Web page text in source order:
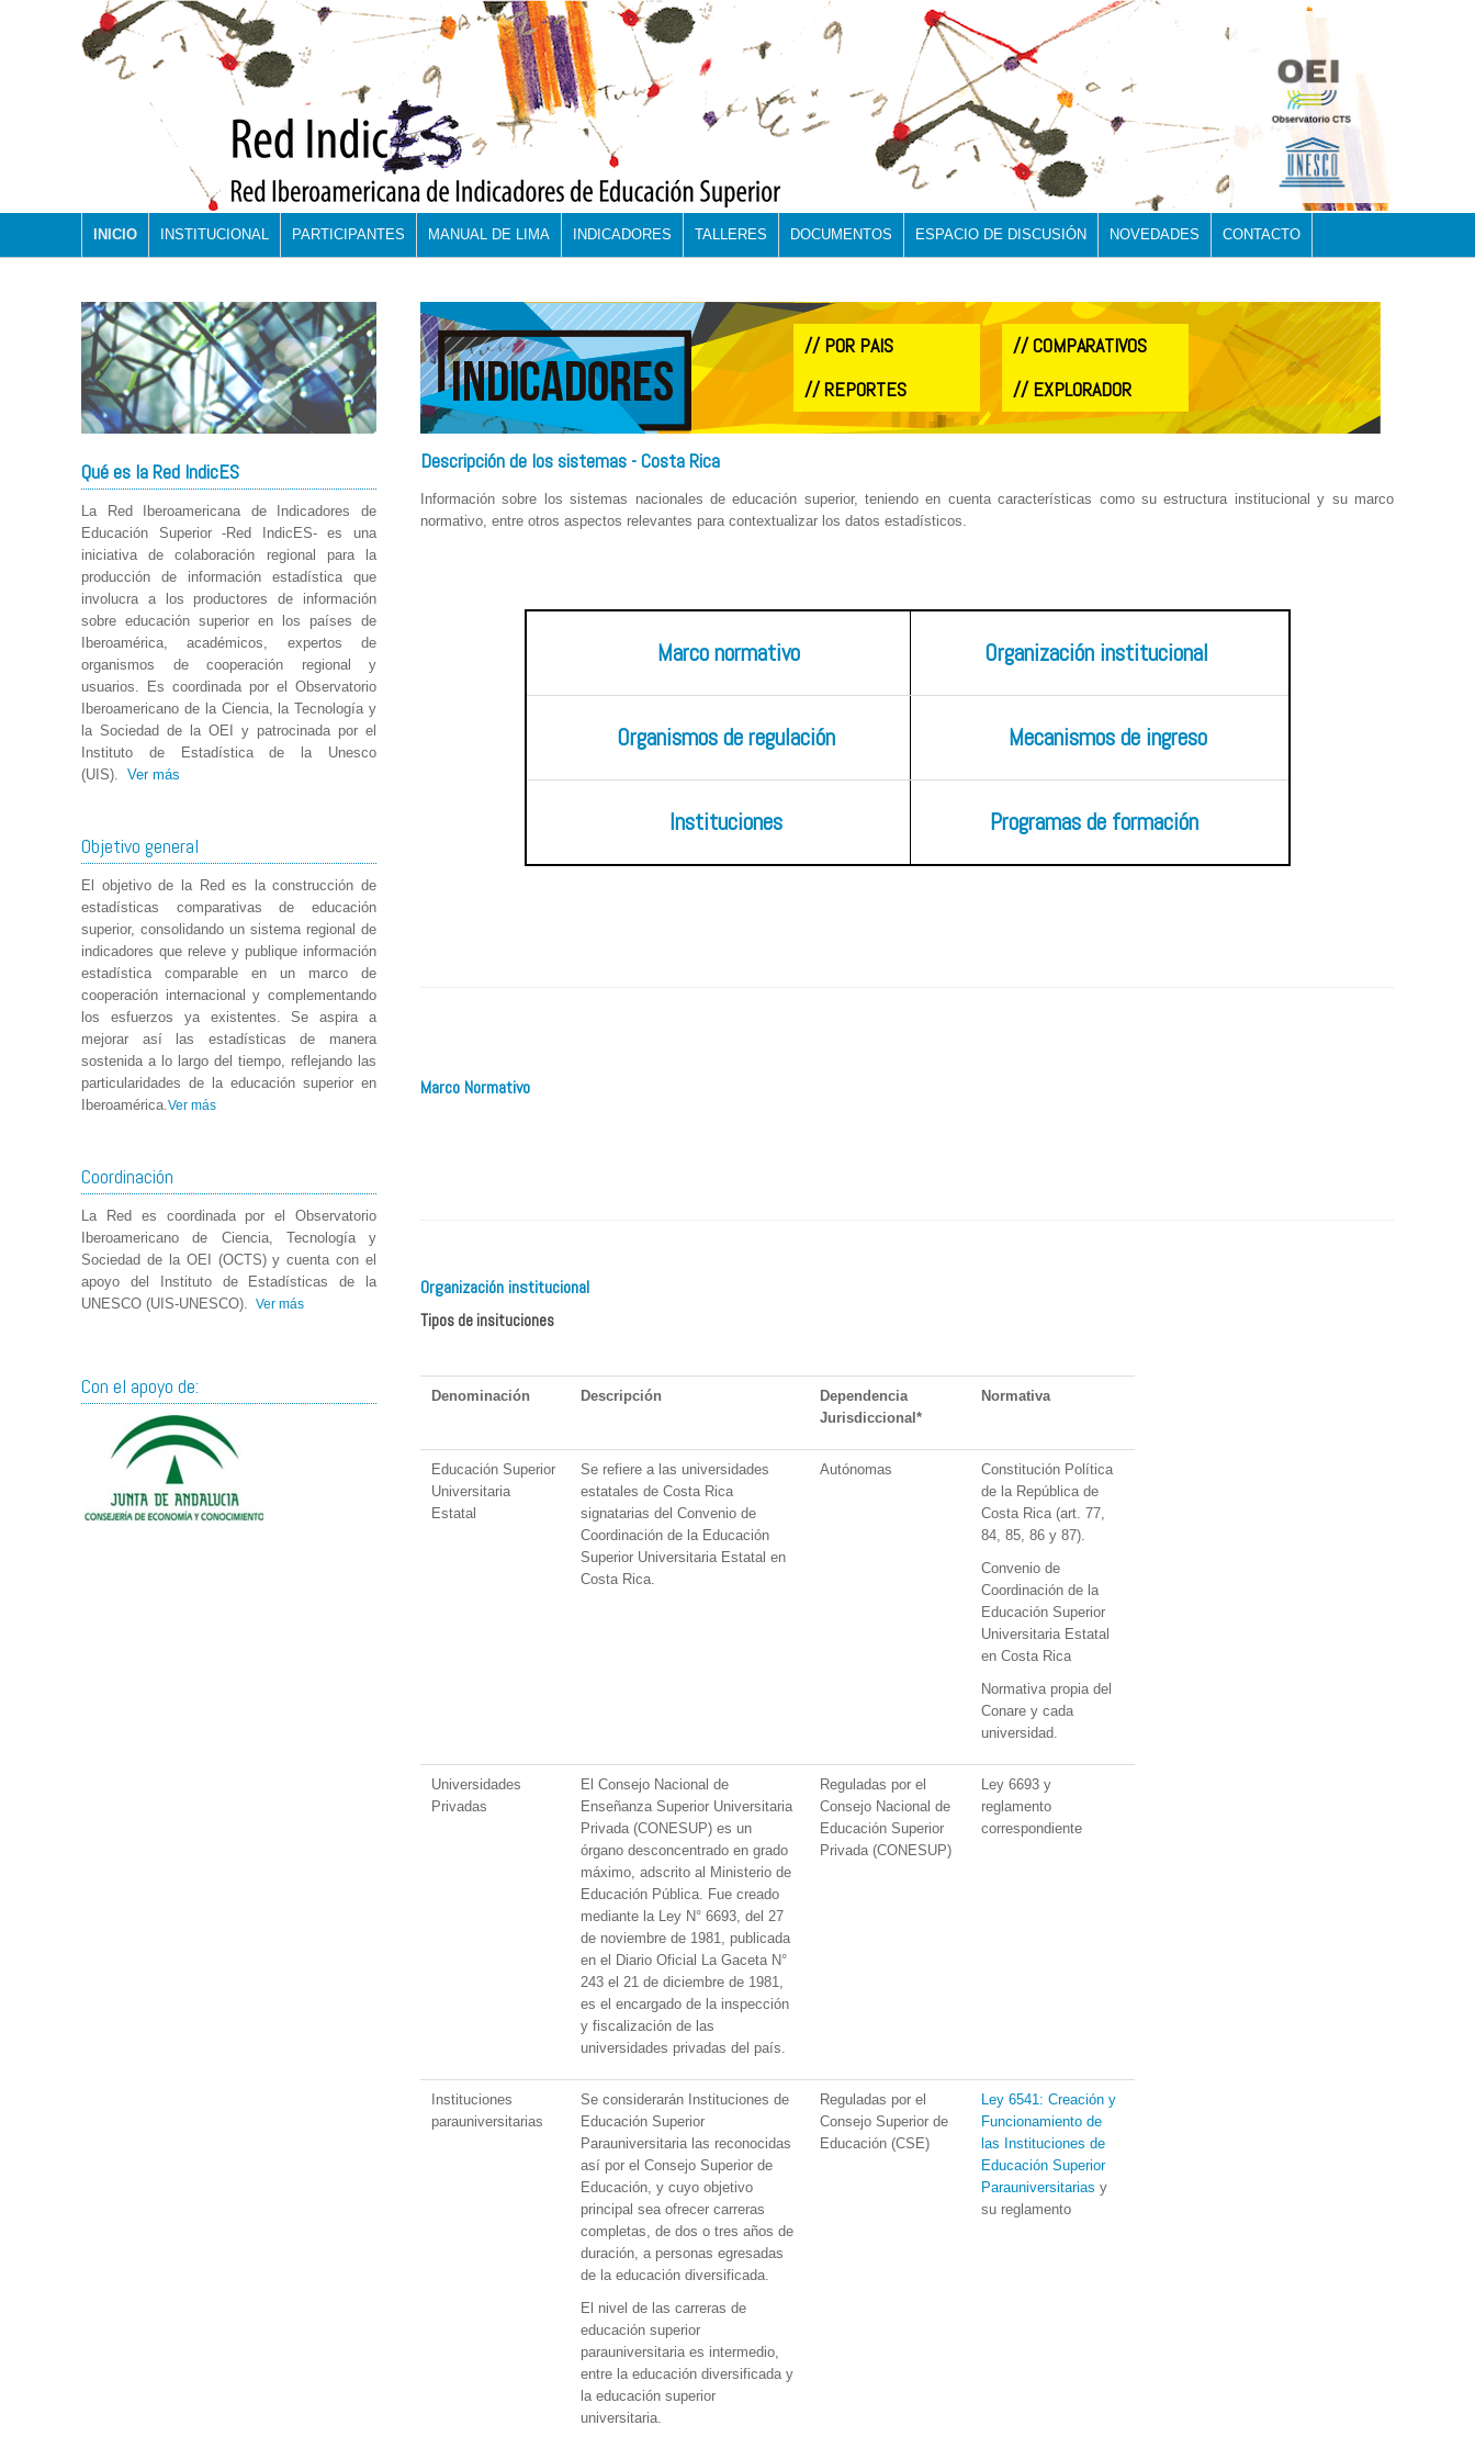
INICIO INSTITUCIONAL PARTICIPANTES MANUAL DE LIMA INDICADORES TALLERES DOCUMENTOS ESPACIO DE DISCUSIÓN NOVEDADES CONTACTO
// COMPARATIVOS
// POR PAIS
// EXPLORADOR
// REPORTES
Descripción de los sistemas - Costa Rica
Información sobre los sistemas nacionales de educación superior, teniendo en cuenta características como su estructura institucional y su marco
normativo, entre otros aspectos relevantes para contextualizar los datos estadísticos.
Marco normativo Organización institucional
Organismos de regulación Mecanismos de ingreso
Instituciones Programas de formación
Marco Normativo
Organización institucional
Tipos de insituciones
Denominación Descripción
Dependencia
Jurisdiccional*
Normativa
Educación Superior
Universitaria
Estatal
Se refiere a las universidades
estatales de Costa Rica
signatarias del Convenio de
Coordinación de la Educación
Superior Universitaria Estatal en
Costa Rica.
Autónomas
Constitución Política
de la República de
Costa Rica (art. 77,
84, 85, 86 y 87).
Convenio de
Coordinación de la
Educación Superior
Universitaria Estatal
en Costa Rica
Normativa propia del
Conare y cada
universidad.
Universidades
Privadas
El Consejo Nacional de
Enseñanza Superior Universitaria
Privada (CONESUP) es un
órgano desconcentrado en grado
máximo, adscrito al Ministerio de
Educación Pública. Fue creado
mediante la Ley N° 6693, del 27
de noviembre de 1981, publicada
en el Diario Oficial La Gaceta N°
243 el 21 de diciembre de 1981,
es el encargado de la inspección
y fiscalización de las
universidades privadas del país.
Reguladas por el
Consejo Nacional de
Educación Superior
Privada (CONESUP)
Ley 6693 y
reglamento
correspondiente
Instituciones
parauniversitarias
Se considerarán Instituciones de
Educación Superior
Parauniversitaria las reconocidas
así por el Consejo Superior de
Educación, y cuyo objetivo
principal sea ofrecer carreras
completas, de dos o tres años de
duración, a personas egresadas
de la educación diversificada.
El nivel de las carreras de
educación superior
parauniversitaria es intermedio,
entre la educación diversificada y
la educación superior
universitaria.
Reguladas por el
Consejo Superior de
Educación (CSE)
Ley 6541: Creación y
Funcionamiento de
las Instituciones de
Educación Superior
Parauniversitarias y
su reglamento
Qué es la Red IndicES
La Red Iberoamericana de Indicadores de
Educación Superior -Red IndicES- es una
iniciativa de colaboración regional para la
producción de información estadística que
involucra a los productores de información
sobre educación superior en los países de
Iberoamérica, académicos, expertos de
organismos de cooperación regional y
usuarios. Es coordinada por el Observatorio
Iberoamericano de la Ciencia, la Tecnología y
la Sociedad de la OEI y patrocinada por el
Instituto de Estadística de la Unesco
(UIS). Ver más
Objetivo general
El objetivo de la Red es la construcción de
estadísticas comparativas de educación
superior, consolidando un sistema regional de
indicadores que releve y publique información
estadística comparable en un marco de
cooperación internacional y complementando
los esfuerzos ya existentes. Se aspira a
mejorar así las estadísticas de manera
sostenida a lo largo del tiempo, reflejando las
particularidades de la educación superior en
Iberoamérica.Ver más
Coordinación
La Red es coordinada por el Observatorio
Iberoamericano de Ciencia, Tecnología y
Sociedad de la OEI (OCTS) y cuenta con el
apoyo del Instituto de Estadísticas de la
UNESCO (UIS-UNESCO). Ver más
Con el apoyo de: